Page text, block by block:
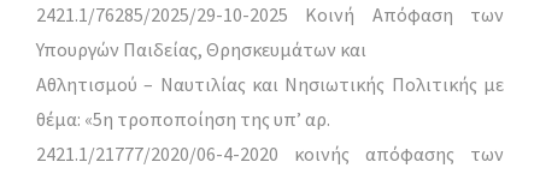
2421.1/76285/2025/29-10-2025 Κοινή Απόφαση των
Υπουργών Παιδείας, Θρησκευμάτων και
Αθλητισμού – Ναυτιλίας και Νησιωτικής Πολιτικής με
θέμα: «5η τροποποίηση της υπ’ αρ.
2421.1/21777/2020/06-4-2020 κοινής απόφασης των